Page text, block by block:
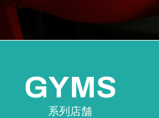
GYMS
系列店舗